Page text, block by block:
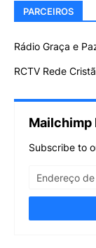
PARCEIROS
Rádio Graça e
RCTV Rede Cristã
Mailchimp
Subscribe to